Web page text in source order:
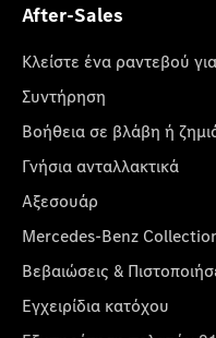
After-Sales
Κλείστε ένα ραντεβού
Συντήρηση
Βοήθεια σε βλάβη ή
Γνήσια ανταλλακτικά
Αξεσουάρ
Mercedes-Benz
Βεβαιώσεις &
Εγχειρίδια κατόχου